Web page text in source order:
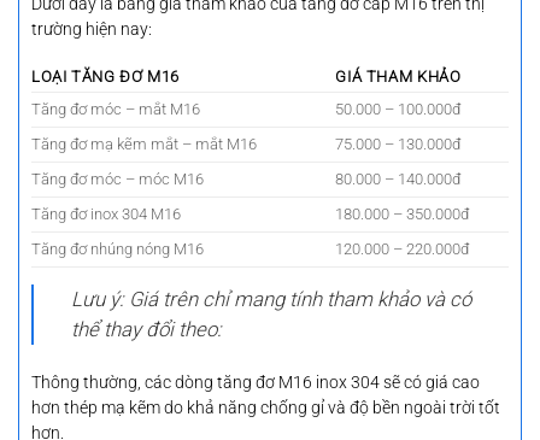
trường hiện nay:
LOẠI TĂNG ĐƠ M16
GIÁ THAM KHẢO
Tăng đơ móc – mắt M16
50.000 – 100.000đ
Tăng đơ mạ kẽm mắt – mắt M16
75.000 – 130.000đ
Tăng đơ móc – móc M16
80.000 – 140.000đ
Tăng đơ inox 304 M16
180.000 – 350.000đ
Tăng đơ nhúng nóng M16
120.000 – 220.000đ
Lưu ý: Giá trên chỉ mang tính tham khảo và có
thể thay đổi theo:
Thông thường, các dòng tăng đơ M16 inox 304 sẽ có giá cao
hơn thép mạ kẽm do khả năng chống gỉ và độ bền ngoài trời tốt
hơn.